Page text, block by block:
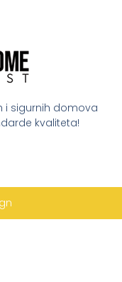
i sigurnih domova
kvaliteta!